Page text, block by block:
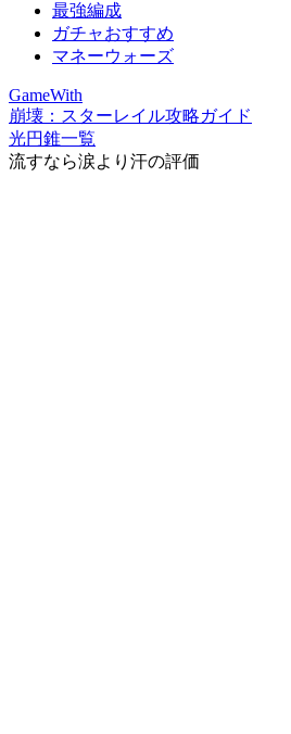
最強編成
ガチャおすすめ
マネーウォーズ
GameWith
崩壊：スターレイル攻略ガイド
光円錐一覧
流すなら涙より汗の評価